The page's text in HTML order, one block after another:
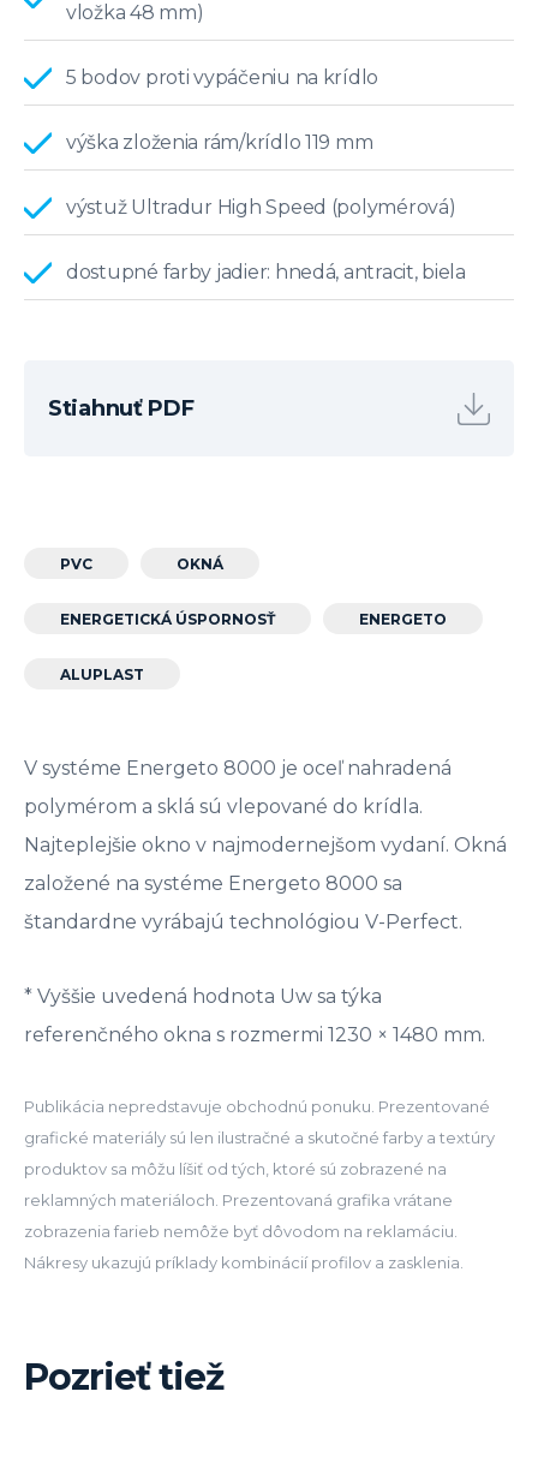
vložka 48 mm)
5 bodov proti vypáčeniu na krídlo
výška zloženia rám/krídlo 119 mm
výstuž Ultradur High Speed (polymérová)
dostupné farby jadier: hnedá, antracit, biela
Stiahnuť PDF
PVC OKNÁ
ENERGETICKÁ ÚSPORNOSŤ ENERGETO
ALUPLAST
V systéme Energeto 8000 je oceľ nahradená
polymérom a sklá sú vlepované do krídla.
Najteplejšie okno v najmodernejšom vydaní. Okná
založené na systéme Energeto 8000 sa
štandardne vyrábajú technológiou V-Perfect.
* Vyššie uvedená hodnota Uw sa týka
referenčného okna s rozmermi 1230 × 1480 mm.
Publikácia nepredstavuje obchodnú ponuku. Prezentované
grafické materiály sú len ilustračné a skutočné farby a textúry
produktov sa môžu líšiť od tých, ktoré sú zobrazené na
reklamných materiáloch. Prezentovaná grafika vrátane
zobrazenia farieb nemôže byť dôvodom na reklamáciu.
Nákresy ukazujú príklady kombinácií profilov a zasklenia.
Pozrieť tiež